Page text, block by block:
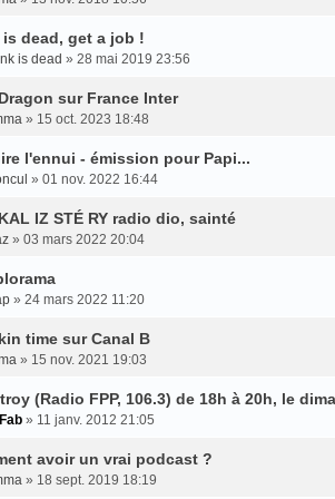
is dead, get a job !
is dead » 28 mai 2019 23:56
sur France Inter
» 15 oct. 2023 18:48
l'ennui - émission pour Papi...
» 01 nov. 2022 16:44
IZ STÉ RY radio dio, sainté
» 03 mars 2022 20:04
» 24 mars 2022 11:20
time sur Canal B
» 15 nov. 2021 19:03
(Radio FPP, 106.3) de 18h à 20h, le
» 11 janv. 2012 21:05
avoir un vrai podcast ?
» 18 sept. 2019 18:19